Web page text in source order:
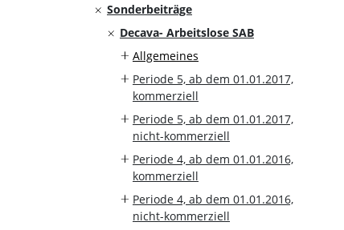
Sonderbeiträge
Decava- Arbeitslose SAB
Allgemeines
Periode 5, ab dem 01.01.2017,
kommerziell
Periode 5, ab dem 01.01.2017,
nicht-kommerziell
Periode 4, ab dem 01.01.2016,
kommerziell
Periode 4, ab dem 01.01.2016,
nicht-kommerziell